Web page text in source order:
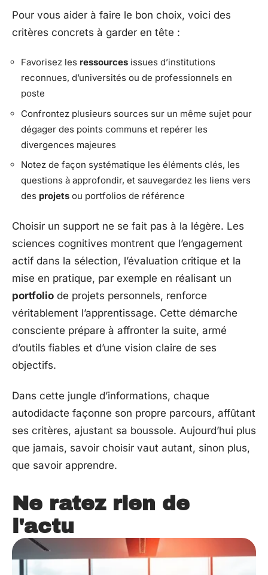
Pour vous aider à faire le bon choix, voici des
critères concrets à garder en tête :
Favorisez les ressources issues d’institutions
reconnues, d’universités ou de professionnels en
poste
Confrontez plusieurs sources sur un même sujet pour
dégager des points communs et repérer les
divergences majeures
Notez de façon systématique les éléments clés, les
questions à approfondir, et sauvegardez les liens vers
des projets ou portfolios de référence
Choisir un support ne se fait pas à la légère. Les
sciences cognitives montrent que l’engagement
actif dans la sélection, l’évaluation critique et la
mise en pratique, par exemple en réalisant un
portfolio de projets personnels, renforce
véritablement l’apprentissage. Cette démarche
consciente prépare à affronter la suite, armé
d’outils fiables et d’une vision claire de ses
objectifs.
Dans cette jungle d’informations, chaque
autodidacte façonne son propre parcours, affûtant
ses critères, ajustant sa boussole. Aujourd’hui plus
que jamais, savoir choisir vaut autant, sinon plus,
que savoir apprendre.
Ne ratez rien de
l'actu